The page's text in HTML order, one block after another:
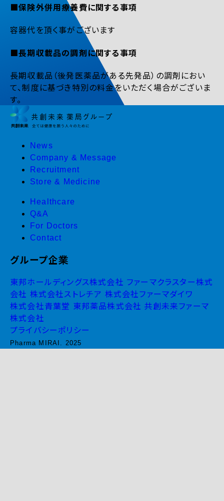
■保険外併用療養費に関する事項
容器代を頂く事がございます
■長期収載品の調剤に関する事項
長期収載品（後発医薬品がある先発品）の調剤におい
て、制度に基づき特別の料金をいただく場合がございま
す。
News
Company & Message
Recruitment
Store & Medicine
Healthcare
Q&A
For Doctors
Contact
グループ企業
東邦ホールディングス株式会社 ファーマクラスター株式
会社 株式会社ストレチア 株式会社ファーマダイワ
株式会社青葉堂 東邦薬品株式会社 共創未来ファーマ
株式会社
プライバシーポリシー
Pharma MIRAI. 2025